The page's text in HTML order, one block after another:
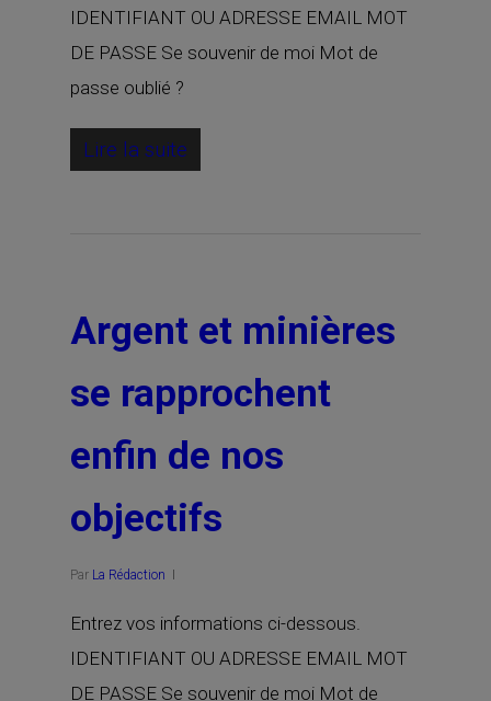
IDENTIFIANT OU ADRESSE EMAIL MOT
DE PASSE Se souvenir de moi Mot de
passe oublié ?
Lire la suite
Argent et minières
se rapprochent
enfin de nos
objectifs
Par La Rédaction
Entrez vos informations ci-dessous.
IDENTIFIANT OU ADRESSE EMAIL MOT
DE PASSE Se souvenir de moi Mot de